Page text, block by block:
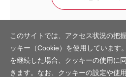
このサイトでは、アクセス状況の把
ッキー（Cookie）を使用しています
を継続した場合、クッキーの使用に
きます。なお、クッキーの設定や使